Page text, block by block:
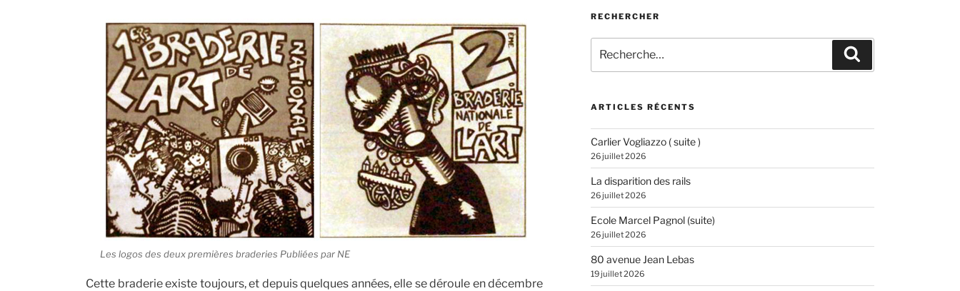
Les logos des deux premières braderies Publiées par NE
Cette braderie existe toujours, et depuis quelques années, elle se déroule en décembre
RECHERCHER
pour
:
ARTICLES RÉCENTS
Carlier Vogliazzo ( suite )
26 juillet 2026
La disparition des rails
26 juillet 2026
Ecole Marcel Pagnol (suite)
26 juillet 2026
80 avenue Jean Lebas
19 juillet 2026